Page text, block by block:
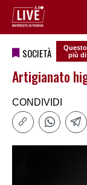
SOCIETÀ
più
Artigianato
CONDIVIDI